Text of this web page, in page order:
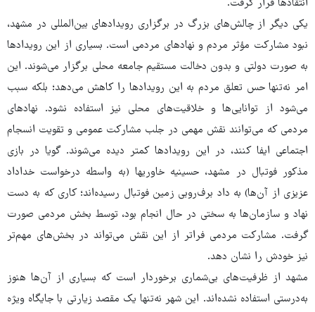
انتقادها قرار گرفت.
یکی دیگر از چالش‌های بزرگ در برگزاری رویدادهای بین‌المللی در مشهد،
نبود مشارکت مؤثر مردم و نهادهای مردمی است. بسیاری از این رویدادها
به‌ صورت دولتی و بدون دخالت مستقیم جامعه محلی برگزار می‌شوند. این
امر نه‌تنها حس تعلق مردم به این رویدادها را کاهش می‌دهد؛ بلکه سبب
می‌شود از توانایی‌ها و خلاقیت‌های محلی نیز استفاده نشود. نهادهای
مردمی که می‌توانند نقش مهمی در جلب مشارکت عمومی و تقویت انسجام
اجتماعی ایفا کنند، در این رویدادها کمتر دیده می‌شوند. گویا در بازی
مذکور فوتبال در مشهد، حسینیه خاوریها (به واسطه درخواست خداداد
عزیزی از آن‌ها) به داد برف‌روبی زمین فوتبال رسیده‌اند؛ کاری که به دست
نهاد و سازمان‌ها به سختی در حال انجام بود، توسط بخش مردمی صورت
گرفت. مشارکت مردمی فراتر از این نقش می‌تواند در بخش‌های مهم‌تر
نیز خودش را نشان دهد.
مشهد از ظرفیت‌های بی‌شماری برخوردار است که بسیاری از آن‌ها هنوز
به‌درستی استفاده نشده‌اند. این شهر نه‌تنها یک مقصد زیارتی با جایگاه ویژه